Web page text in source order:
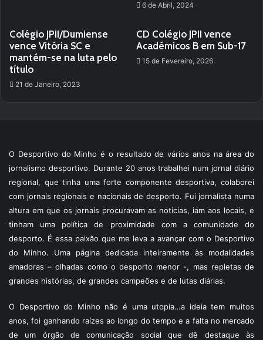
6 de Abril, 2024
Colégio JPII/Dumiense
vence Vitória SC e
mantém-se na luta pelo
título
21 de Janeiro, 2023
CD Colégio JPII vence
Académicos B em Sub-17
15 de Fevereiro, 2026
O Desportivo do Minho é o resultado de vários anos na área do
jornalismo desportivo. Durante 20 anos trabalhei num jornal diário
regional, que tinha uma forte componente desportiva, colaborei
com jornais regionais e nacionais de desporto. Fui jornalista numa
altura em que os jornais procuravam as notícias, iam aos locais, e
tinham uma política de proximidade com a comunidade do
desporto. É essa paixão que me leva a avançar com o Desportivo
do Minho. Uma página dedicada inteiramente às modalidades
amadoras – olhadas como o desporto menor -, mas repletas de
grandes histórias, de grandes campeões e de lutas diárias.
O Desportivo do Minho não é uma utopia…a ideia tem muitos
anos, foi ganhando raízes ao longo do tempo e a falta no mercado
de um órgão de comunicação social que dê destaque às